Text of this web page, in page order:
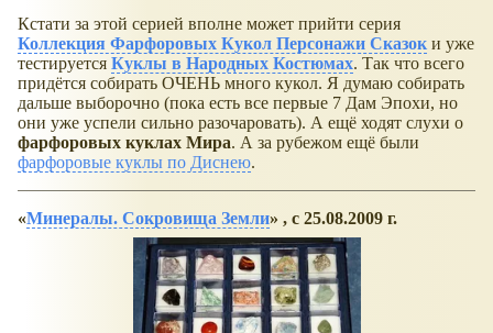
Кстати за этой серией вполне может прийти серия
Коллекция Фарфоровых Кукол Персонажи Сказок и уже
тестируется Куклы в Народных Костюмах. Так что всего
придётся собирать ОЧЕНЬ много кукол. Я думаю собирать
дальше выборочно (пока есть все первые 7 Дам Эпохи, но
они уже успели сильно разочаровать). А ещё ходят слухи о
фарфоровых куклах Мира. А за рубежом ещё были
фарфоровые куклы по Диснею.
Минералы. Сокровища Земли , с 25.08.2009 г.